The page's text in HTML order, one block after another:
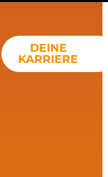
DEINE
KARRIERE